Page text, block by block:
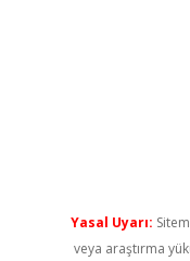
Yasal Uyarı:
veya araştırma